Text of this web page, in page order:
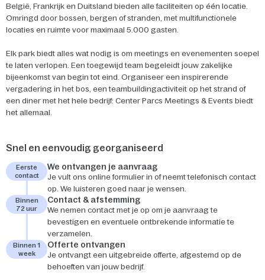
België, Frankrijk en Duitsland bieden alle faciliteiten op één locatie.
Omringd door bossen, bergen of stranden, met multifunctionele
locaties en ruimte voor maximaal 5.000 gasten.
Elk park biedt alles wat nodig is om meetings en evenementen soepel
te laten verlopen. Een toegewijd team begeleidt jouw zakelijke
bijeenkomst van begin tot eind. Organiseer een inspirerende
vergadering in het bos, een teambuildingactiviteit op het strand of
een diner met het hele bedrijf: Center Parcs Meetings & Events biedt
het allemaal.
Snel en eenvoudig georganiseerd
Eerste
contact
We ontvangen je aanvraag
Je vult ons online formulier in of neemt telefonisch contact
op. We luisteren goed naar je wensen.
Binnen
72 uur
Contact & afstemming
We nemen contact met je op om je aanvraag te
bevestigen en eventuele ontbrekende informatie te
verzamelen.
Binnen 1
week
Offerte ontvangen
Je ontvangt een uitgebreide offerte, afgestemd op de
behoeften van jouw bedrijf.